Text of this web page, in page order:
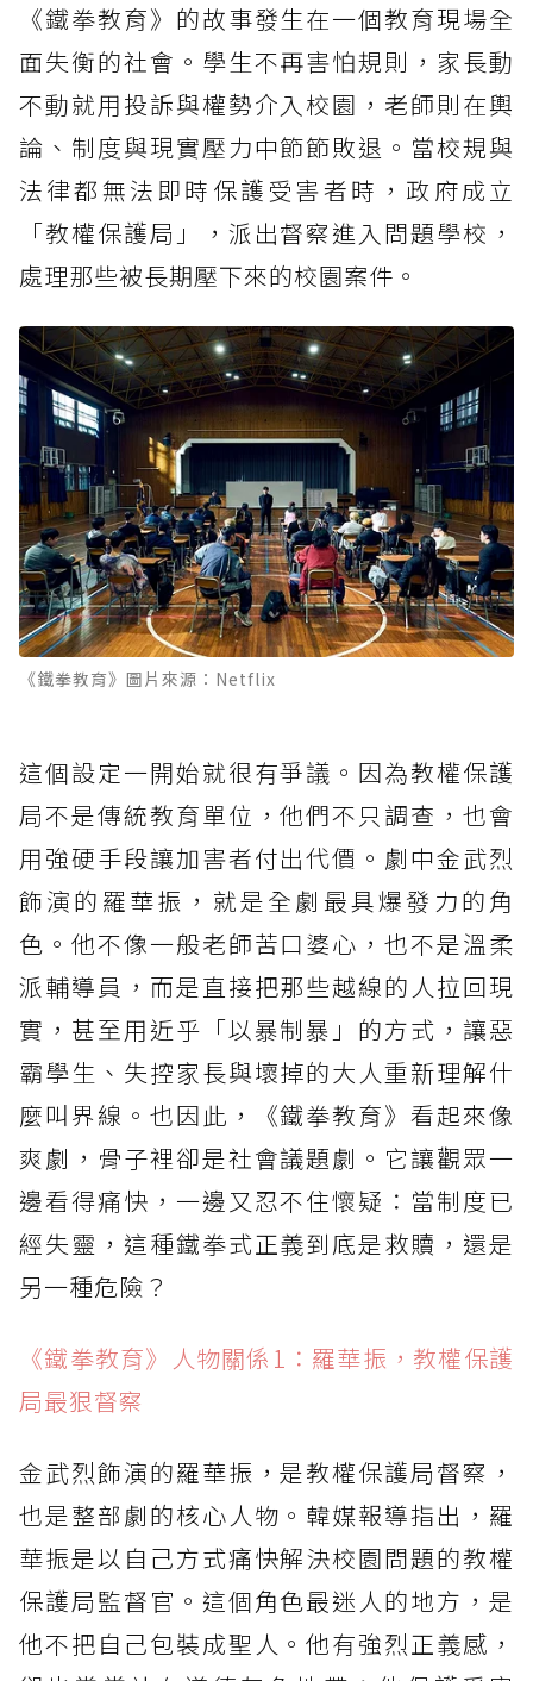
《鐵拳教育》人物關係2：崔強錫，創立教權保
護局的教育部長
《鐵拳教育》人物關係3：林寒林，前特種部隊
出身的行動派督察
《鐵拳教育》人物關係4：奉根大，影集版原創
角色、教權保護局大腦
《鐵拳教育》人物關係5：黃基泰與趙圭哲，讓
教權保護局陷入危機的反方力量
《鐵拳教育》案件懶人包1：政治世家惡霸學生
霸凌案
《鐵拳教育》案件懶人包2：校園幫派占領學校
《鐵拳教育》案件懶人包3：女高中生網紅造謠
教師
《鐵拳教育》案件懶人包4：名門高中教師遭學
生毆打
《鐵拳教育》案件懶人包5：小學老師被民怨與
投訴逼到極限
《鐵拳教育》案件懶人包6：自認凌駕法律之上
《鐵拳教育》案件懶人包7：學生賭博成癮與臥
底調查
《鐵拳教育》案件懶人包8：醫科預校生倒下，
違法提神藥物牽出黑幕
者，林寒林臥底潛入
《鐵拳教育》案件懶人包10：學生組織陰謀曝
光，教權保護局被逼到牆角
《鐵拳教育》的故事發生在一個教育現場全
面失衡的社會。學生不再害怕規則，家長動
不動就用投訴與權勢介入校園，老師則在輿
論、制度與現實壓力中節節敗退。當校規與
法律都無法即時保護受害者時，政府成立
「教權保護局」，派出督察進入問題學校，
處理那些被長期壓下來的校園案件。
《鐵拳教育》圖片來源：Netflix
這個設定一開始就很有爭議。因為教權保護
局不是傳統教育單位，他們不只調查，也會
用強硬手段讓加害者付出代價。劇中金武烈
飾演的羅華振，就是全劇最具爆發力的角
色。他不像一般老師苦口婆心，也不是溫柔
派輔導員，而是直接把那些越線的人拉回現
實，甚至用近乎「以暴制暴」的方式，讓惡
霸學生、失控家長與壞掉的大人重新理解什
麼叫界線。也因此，《鐵拳教育》看起來像
爽劇，骨子裡卻是社會議題劇。它讓觀眾一
邊看得痛快，一邊又忍不住懷疑：當制度已
經失靈，這種鐵拳式正義到底是救贖，還是
另一種危險？
《鐵拳教育》人物關係1：羅華振，教權保護
局最狠督察
金武烈飾演的羅華振，是教權保護局督察，
也是整部劇的核心人物。韓媒報導指出，羅
華振是以自己方式痛快解決校園問題的教權
保護局監督官。這個角色最迷人的地方，是
他不把自己包裝成聖人。他有強烈正義感，